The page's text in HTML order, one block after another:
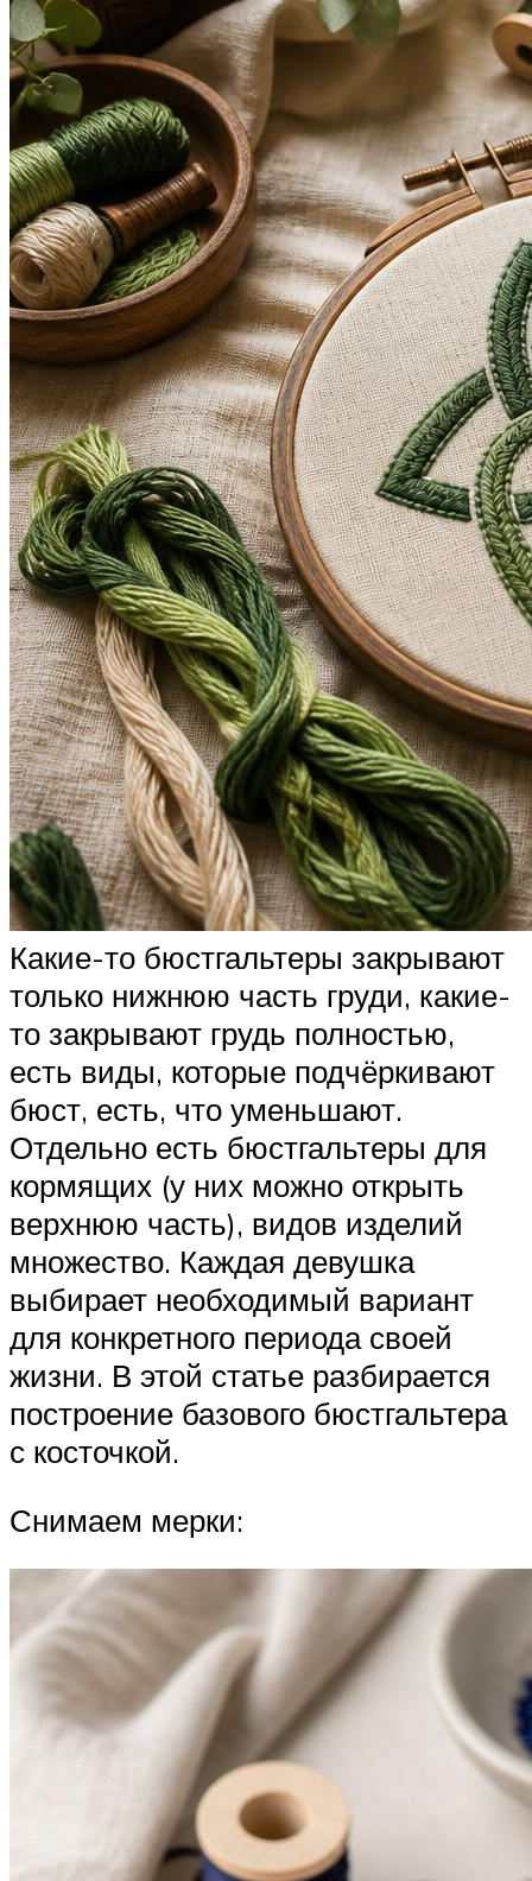
Какие-то бюстгальтеры закрывают
только нижнюю часть груди, какие-
то закрывают грудь полностью,
есть виды, которые подчёркивают
бюст, есть, что уменьшают.
Отдельно есть бюстгальтеры для
кормящих (у них можно открыть
верхнюю часть), видов изделий
множество. Каждая девушка
выбирает необходимый вариант
для конкретного периода своей
жизни. В этой статье разбирается
построение базового бюстгальтера
с косточкой.
Снимаем мерки: